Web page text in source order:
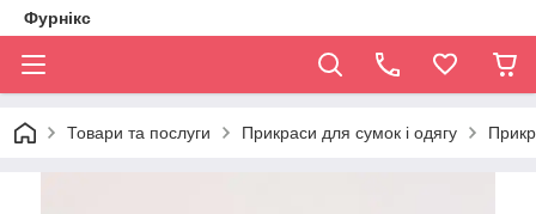
Фурнікс
Товари та послуги Прикраси для сумок і одягу